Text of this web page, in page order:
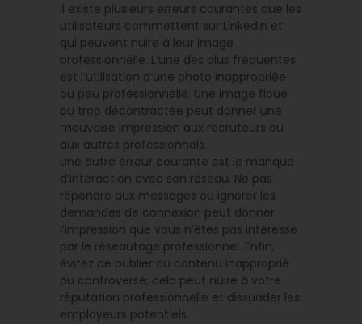
Il existe plusieurs erreurs courantes que les
utilisateurs commettent sur LinkedIn et
qui peuvent nuire à leur image
professionnelle. L’une des plus fréquentes
est l’utilisation d’une photo inappropriée
ou peu professionnelle. Une image floue
ou trop décontractée peut donner une
mauvaise impression aux recruteurs ou
aux autres professionnels.
Une autre erreur courante est le manque
d’interaction avec son réseau. Ne pas
répondre aux messages ou ignorer les
demandes de connexion peut donner
l’impression que vous n’êtes pas intéressé
par le réseautage professionnel. Enfin,
évitez de publier du contenu inapproprié
ou controversé; cela peut nuire à votre
réputation professionnelle et dissuader les
employeurs potentiels.